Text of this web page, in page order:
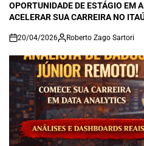
OPORTUNIDADE DE ESTÁGIO EM
ACELERAR SUA CARREIRA NO
on
20/04/2026 Roberto Zago Sartori